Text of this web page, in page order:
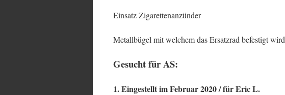
Einsatz Zigarettenanzünder
Metallbügel mit welchem das Ersatzrad befestigt wird
Gesucht für AS:
1. Eingestellt im Februar 2020 / für Eric L.